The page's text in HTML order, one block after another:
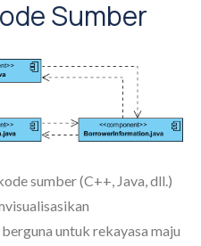
Sumber
sumber (C++, Java, dll.)
untuk rekayasa maju